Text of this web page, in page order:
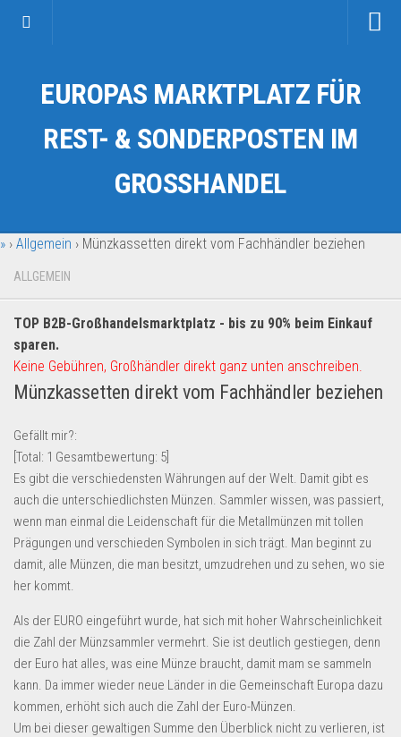
Kategorien
Auto & Motorrad
Fahrzeuge & Transport
Garten & Werkzeug
Geschäft, Büro & Schreibwaren
Geschenkartikel
Handy und Smartphone
Kosmetik & Pflege
Multimedia & Elektro
Münzen
Schuhe & Accessoires
Sport & Freizeit
Wohnen & Einrichten
Restposten-Angebote
Restposten für Privatpersonen
eBay Restposten kaufen
EUROPAS MARKTPLATZ FÜR
REST- & SONDERPOSTEN IM
GROSSHANDEL
» › Allgemein › Münzkassetten direkt vom Fachhändler beziehen
ALLGEMEIN
TOP B2B-Großhandelsmarktplatz - bis zu 90% beim Einkauf
sparen.
Keine Gebühren, Großhändler direkt ganz unten anschreiben.
Münzkassetten direkt vom Fachhändler beziehen
Gefällt mir?:
[Total: 1 Gesamtbewertung: 5
Es gibt die verschiedensten Währungen auf der Welt. Damit gibt es
auch die unterschiedlichsten Münzen. Sammler wissen, was passiert,
wenn man einmal die Leidenschaft für die Metallmünzen mit tollen
Prägungen und verschieden Symbolen in sich trägt. Man beginnt zu
damit, alle Münzen, die man besitzt, umzudrehen und zu sehen, wo sie
her kommt.
Als der EURO eingeführt wurde, hat sich mit hoher Wahrscheinlichkeit
die Zahl der Münzsammler vermehrt. Sie ist deutlich gestiegen, denn
der Euro hat alles, was eine Münze braucht, damit mam se sammeln
kann. Da immer wieder neue Länder in die Gemeinschaft Europa dazu
kommen, erhöht sich auch die Zahl der Euro-Münzen.
Um bei dieser gewaltigen Summe den Überblick nicht zu verlieren, ist